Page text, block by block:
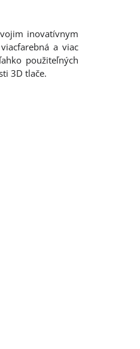
inovatívnym
a viac
použiteľných
3D tlače.